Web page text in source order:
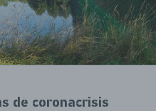
de coronacrisis